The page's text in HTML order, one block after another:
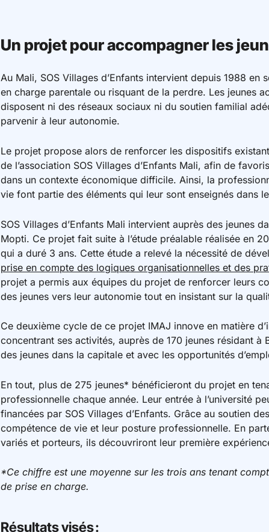
Un projet pour accompagner les
Au Mali, SOS Villages d’Enfants intervient depuis 1988
en charge parentale ou risquant de la perdre. Les jeunes
disposent ni des réseaux sociaux ni du soutien familial
parvenir à leur autonomie.
Le projet propose alors de renforcer les dispositifs
de l’association SOS Villages d’Enfants Mali, afin de
dans un contexte économique difficile. Ainsi, la
vie font partie des éléments qui leur sont enseignés dans
SOS Villages d’Enfants Mali intervient auprès des jeunes
Mopti. Ce projet fait suite à l’étude préalable réalisée en
qui a duré 3 ans. Cette étude a relevé la nécessité de
prise en compte des logiques organisationnelles et des
projet a permis aux équipes du projet de renforcer leurs
des jeunes vers leur autonomie tout en insistant sur la
Ce deuxième cycle de ce projet IMAJ innove en matière
concentrant ses activités, auprès de 170 jeunes résidant
des jeunes dans la capitale et avec les opportunités
En tout, plus de 275 jeunes* bénéficieront du projet en
professionnelle chaque année. Leur entrée à l’université
financées par SOS Villages d’Enfants. Grâce au soutien
compétence de vie et leur posture professionnelle. En
variés et porteurs, ils découvriront leur première
*Ce chiffre est une moyenne sur les trois ans tenant
de prise en charge.
Résultats visés :